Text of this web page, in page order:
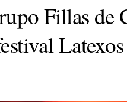
Fillas de